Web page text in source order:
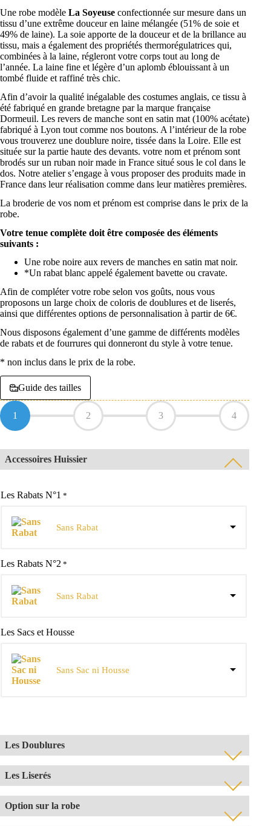
Une robe modèle La Soyeuse confectionnée sur mesure dans un
tissu d’une extrême douceur en laine mélangée (51% de soie et
49% de laine). La soie apporte de la douceur et de la brillance au
tissu, mais a également des propriétés thermorégulatrices qui,
combinées à la laine, régleront votre corps tout au long de
l’année. La laine fine et légère d’un aplomb éblouissant à un
tombé fluide et raffiné très chic.
Afin d’avoir la qualité inégalable des costumes anglais, ce tissu à
été fabriqué en grande bretagne par la marque française
Dormeuil. Les revers de manche sont en satin mat (100% acétate)
fabriqué à Lyon tout comme nos boutons. A l’intérieur de la robe
vous trouverez une doublure noire, tissée dans la Loire. Elle est
située sur la partie haute des devants. votre nom et prénom sont
brodés sur un ruban noir made in France situé sous le col dans le
dos. Notre atelier s’engage à vous proposer des produits made in
France dans leur réalisation comme dans leur matières premières.
La broderie de vos nom et prénom est comprise dans le prix de la
robe.
Votre tenue complète doit être composée des éléments
suivants :
Une robe noire aux revers de manches en satin mat noir.
*Un rabat blanc appelé également bavette ou cravate.
Afin de compléter votre robe selon vos goûts, nous vous
proposons un large choix de coloris de doublures et de liserés,
ainsi que différentes options de personnalisation à partir de 6€.
Nous disposons également d’une gamme de différents modèles
de rabats et de fourrures qui donneront du style à votre tenue.
* non inclus dans le prix de la robe.
Guide des tailles
1 2 3 4
Accessoires Huissier
Les Rabats N°1 *
Sans Rabat
Les Rabats N°2 *
Sans Rabat
Les Sacs et Housse
Sans Sac ni Housse
Les Doublures
Les Liserés
Option sur la robe